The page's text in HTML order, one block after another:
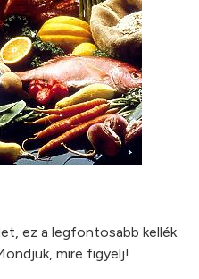
ez a legfontosabb kellék
mire figyelj!